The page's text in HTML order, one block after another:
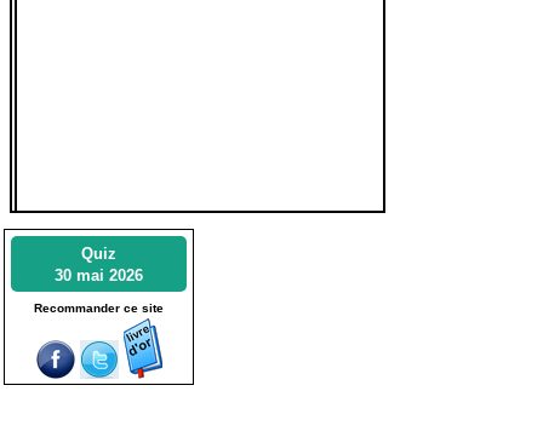
Quiz
30 mai 2026
Recommander ce site